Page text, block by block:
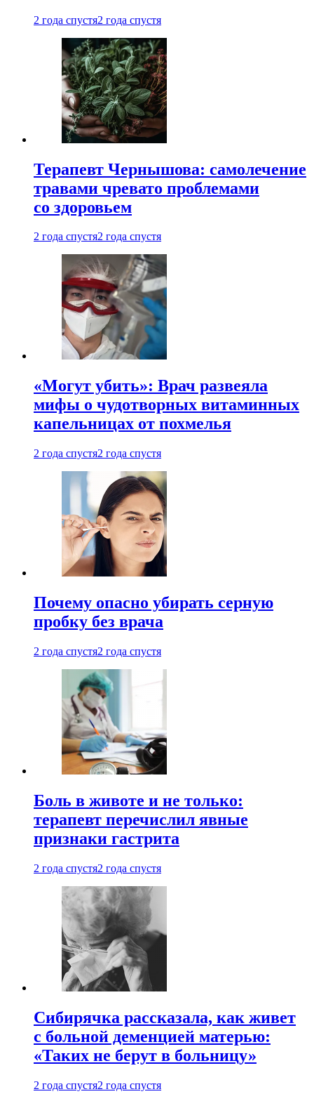
2 года спустя2 года спустя
Терапевт Чернышова: самолечение
травами чревато проблемами
со здоровьем
2 года спустя2 года спустя
«Могут убить»: Врач развеяла
мифы о чудотворных витаминных
капельницах от похмелья
2 года спустя2 года спустя
Почему опасно убирать серную
пробку без врача
2 года спустя2 года спустя
Боль в животе и не только:
терапевт перечислил явные
признаки гастрита
2 года спустя2 года спустя
Сибирячка рассказала, как живет
с больной деменцией матерью:
«Таких не берут в больницу»
2 года спустя2 года спустя